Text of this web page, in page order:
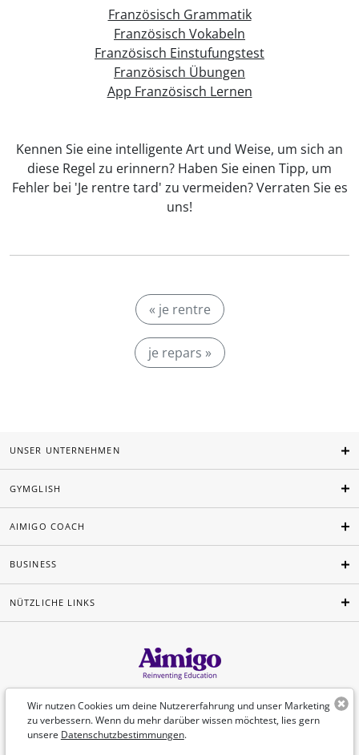
Französisch Grammatik
Französisch Vokabeln
Französisch Einstufungstest
Französisch Übungen
App Französisch Lernen
Kennen Sie eine intelligente Art und Weise, um sich an
diese Regel zu erinnern? Haben Sie einen Tipp, um
Fehler bei 'Je rentre tard' zu vermeiden? Verraten Sie es
uns!
« je rentre
je repars »
Wir nutzen Cookies um deine Nutzererfahrung und unser Marketing
zu verbessern. Wenn du mehr darüber wissen möchtest, lies gern
unsere Datenschutzbestimmungen.
UNSER UNTERNEHMEN
GYMGLISH
AIMIGO COACH
BUSINESS
NÜTZLICHE LINKS
Deutsch
©Aimigo 2026